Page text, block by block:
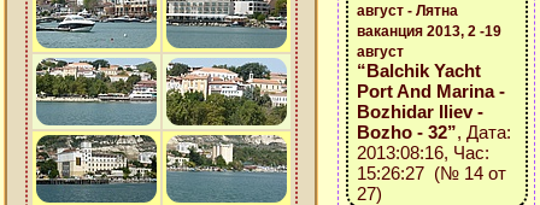
август - Лятна
ваканция 2013, 2 -19
август
“Balchik Yacht
Port And Marina -
Bozhidar Iliev -
Bozho - 32”, Дата:
2013:08:16, Час:
15:26:27 (№ 14 от
27)